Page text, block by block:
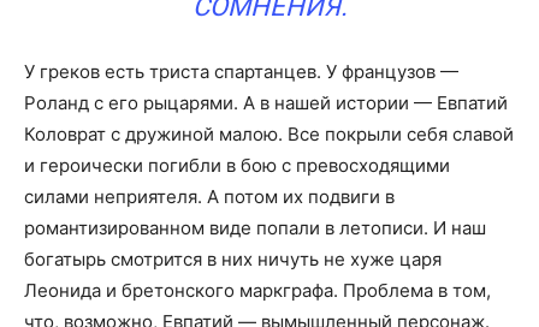
СОМНЕНИЯ.
У греков есть триста спартанцев. У французов —
Роланд с его рыцарями. А в нашей истории — Евпатий
Коловрат с дружиной малою. Все покрыли себя славой
и героически погибли в бою с превосходящими
силами неприятеля. А потом их подвиги в
романтизированном виде попали в летописи. И наш
богатырь смотрится в них ничуть не хуже царя
Леонида и бретонского маркграфа. Проблема в том,
что, возможно, Евпатий — вымышленный персонаж.